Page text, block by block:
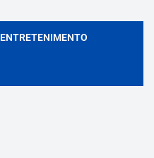
ENTRETENIMENTO